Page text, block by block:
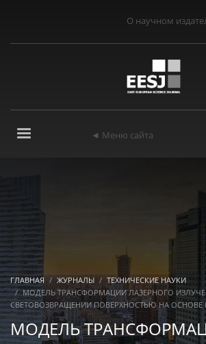
О научном
◄ Меню сайта
ГЛАВНАЯ ЖУРНАЛЫ
ТЕХНИЧЕСКИЕ НАУКИ
МОДЕЛЬ ТРАНСФОРМАЦИИ ЛАЗЕРНОГО
СВЕТОВОЗВРАЩЕНИИ ПОВЕРХНОСТЬЮ НА
МОДЕЛЬ